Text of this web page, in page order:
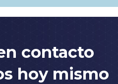
contacto
hoy mismo